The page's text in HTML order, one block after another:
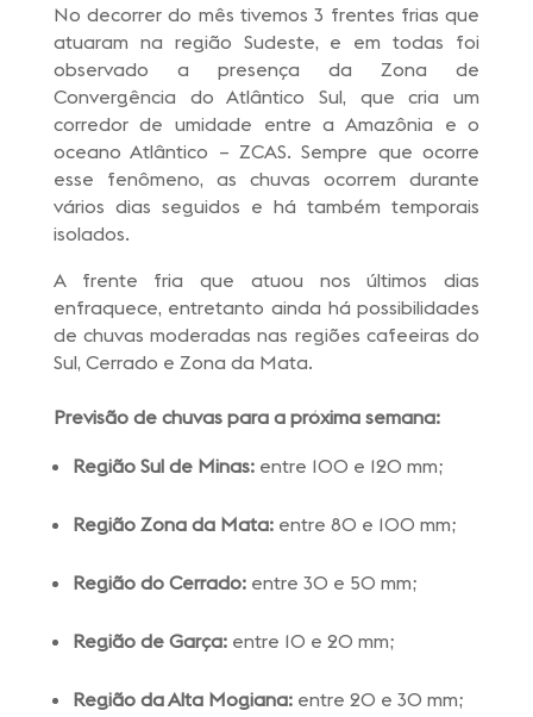
No decorrer do mês tivemos 3 frentes frias que
atuaram na região Sudeste, e em todas foi
observado a presença da Zona de
Convergência do Atlântico Sul, que cria um
corredor de umidade entre a Amazônia e o
oceano Atlântico – ZCAS. Sempre que ocorre
esse fenômeno, as chuvas ocorrem durante
vários dias seguidos e há também temporais
isolados.
A frente fria que atuou nos últimos dias
enfraquece, entretanto ainda há possibilidades
de chuvas moderadas nas regiões cafeeiras do
Sul, Cerrado e Zona da Mata.
Previsão de chuvas para a próxima semana:
Região Sul de Minas:entre 100 e 120 mm;
Região Zona da Mata: entre 80 e 100 mm;
Região do Cerrado:entre 30 e 50 mm;
Região de Garça: entre 10 e 20 mm;
Região da Alta Mogiana: entre 20 e 30 mm;